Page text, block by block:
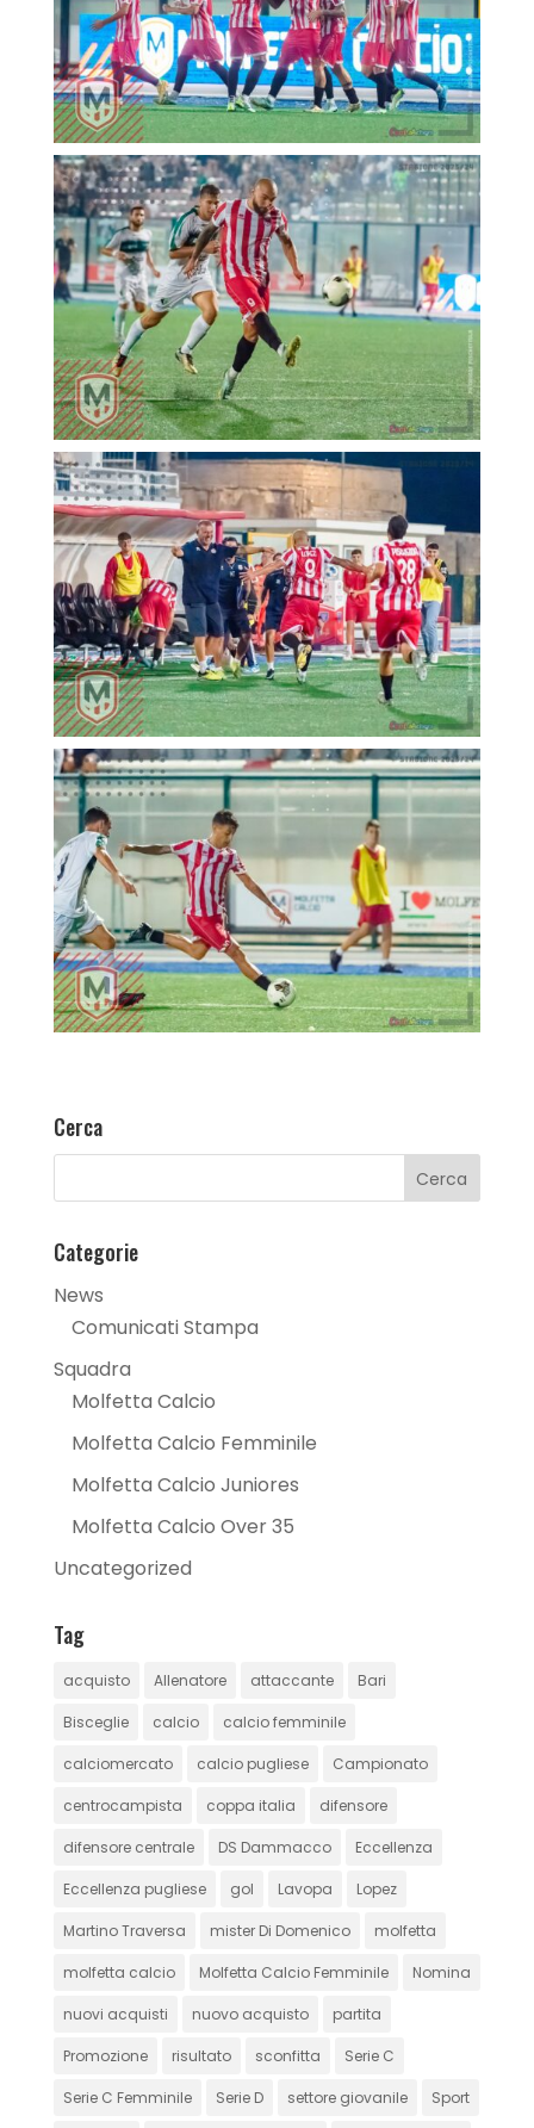
Cerca
Categorie
News
Comunicati Stampa
Squadra
Molfetta Calcio
Molfetta Calcio Femminile
Molfetta Calcio Juniores
Molfetta Calcio Over 35
Uncategorized
Tag
acquisto Allenatore attaccante Bari
Bisceglie calcio calcio femminile
calciomercato calcio pugliese Campionato
centrocampista coppa italia difensore
difensore centrale DS Dammacco Eccellenza
Eccellenza pugliese gol Lavopa Lopez
Martino Traversa mister Di Domenico molfetta
molfetta calcio Molfetta Calcio Femminile Nomina
nuovi acquisti nuovo acquisto partita
Promozione risultato sconfitta Serie C
Serie C Femminile Serie D settore giovanile Sport